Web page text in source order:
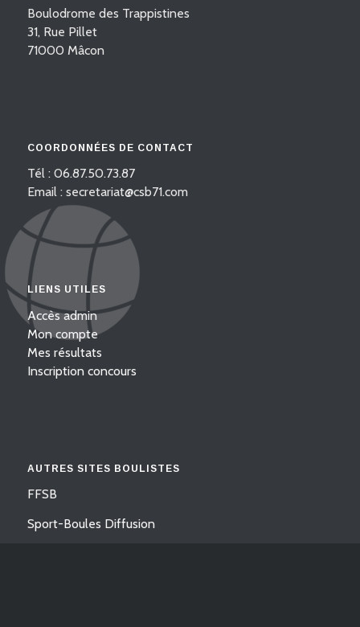
Boulodrome des Trappistines
31, Rue Pillet
71000 Mâcon
COORDONNÉES DE CONTACT
Tél : 06.87.50.73.87
Email : secretariat@csb71.com
LIENS UTILES
Accès admin
Mon compte
Mes résultats
Inscription concours
AUTRES SITES BOULISTES
FFSB
Sport-Boules Diffusion